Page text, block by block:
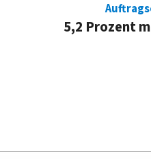
5,2 Prozent